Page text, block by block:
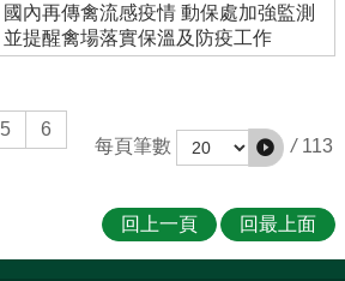
國內再傳禽流感疫情 動保處加強監測
並提醒禽場落實保溫及防疫工作
5
6
每頁筆數
/ 113
回上一頁 回最上面